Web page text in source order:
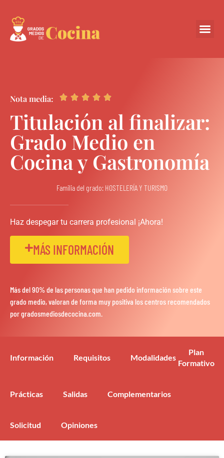
Nota media:     
Titulación al finalizar:
Grado Medio en
Cocina y Gastronomía
Familia del grado: HOSTELERÍA Y TURISMO
Haz despegar tu carrera profesional ¡Ahora!
MÁS INFORMACIÓN
Más del 90% de las personas que han pedido información sobre este
grado medio, valoran de forma muy positiva los centros recomendados
por gradosmediosdecocina.com.
Información Requisitos Modalidades
Plan
Formativo
Prácticas Salidas Complementarios
Solicitud Opiniones